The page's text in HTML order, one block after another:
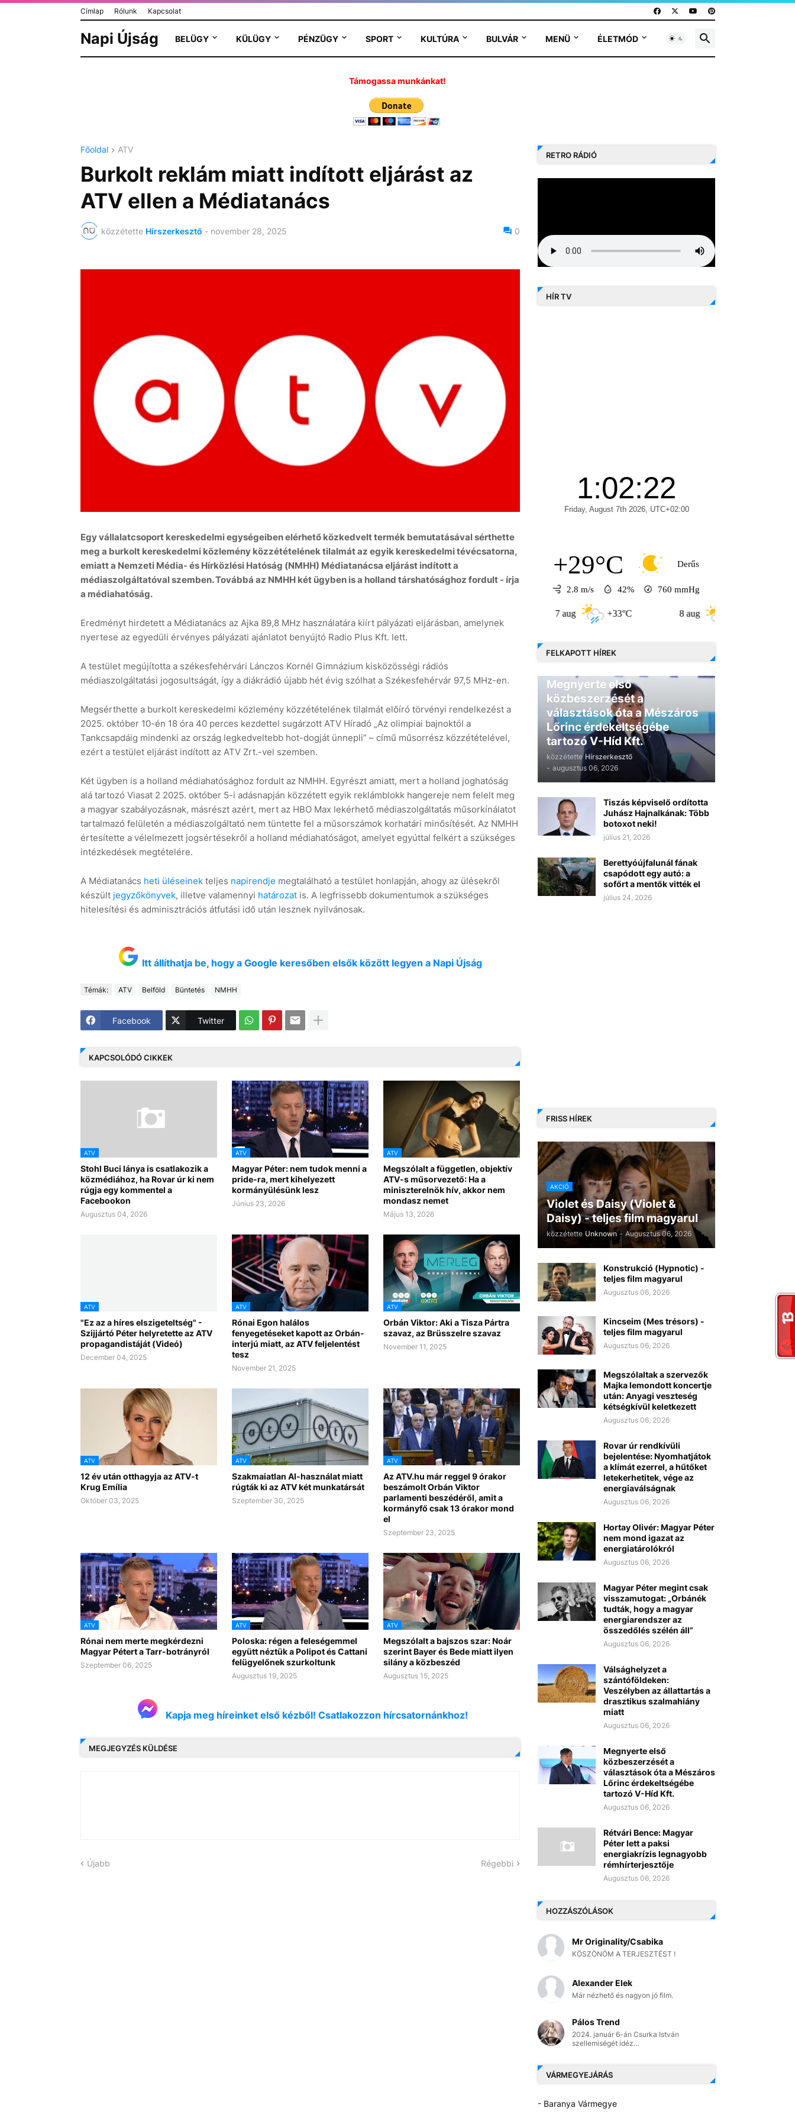
Címlap Rólunk Kapcsolat
Napi Újság BELÜGY KÜLÜGY PÉNZÜGY SPORT KULTÚRA BULVÁR MENÜ ÉLETMÓD
Támogassa munkánkat!
Főoldal ATV
Burkolt reklám miatt indított eljárást az
ATV ellen a Médiatanács
közzétette Hírszerkesztő - november 28, 2025 0
Egy vállalatcsoport kereskedelmi egységeiben elérhető közkedvelt termék bemutatásával sérthette
meg a burkolt kereskedelmi közlemény közzétételének tilalmát az egyik kereskedelmi tévécsatorna,
emiatt a Nemzeti Média- és Hírközlési Hatóság (NMHH) Médiatanácsa eljárást indított a
médiaszolgáltatóval szemben. Továbbá az NMHH két ügyben is a holland társhatósághoz fordult - írja
a médiahatóság.
Eredményt hirdetett a Médiatanács az Ajka 89,8 MHz használatára kiírt pályázati eljárásban, amelynek
nyertese az egyedüli érvényes pályázati ajánlatot benyújtó Radio Plus Kft. lett.
A testület megújította a székesfehérvári Lánczos Kornél Gimnázium kisközösségi rádiós
médiaszolgáltatási jogosultságát, így a diákrádió újabb hét évig szólhat a Székesfehérvár 97,5 MHz-en.
Megsérthette a burkolt kereskedelmi közlemény közzétételének tilalmát előíró törvényi rendelkezést a
2025. október 10-én 18 óra 40 perces kezdettel sugárzott ATV Híradó „Az olimpiai bajnoktól a
Tankcsapdáig mindenki az ország legkedveltebb hot-dogját ünnepli” – című műsorrész közzétételével,
ezért a testület eljárást indított az ATV Zrt.-vel szemben.
Két ügyben is a holland médiahatósághoz fordult az NMHH. Egyrészt amiatt, mert a holland joghatóság
alá tartozó Viasat 2 2025. október 5-i adásnapján közzétett egyik reklámblokk hangereje nem felelt meg
a magyar szabályozásnak, másrészt azért, mert az HBO Max lekérhető médiaszolgáltatás műsorkínálatot
tartalmazó felületén a médiaszolgáltató nem tüntette fel a műsorszámok korhatári minősítését. Az NMHH
értesítette a vélelmezett jogsértésekről a holland médiahatóságot, amelyet egyúttal felkért a szükséges
intézkedések megtételére.
A Médiatanács heti üléseinekteljes napirendje megtalálható a testület honlapján, ahogy az ülésekről
készült jegyzőkönyvek, illetve valamennyi határozatis. A legfrissebb dokumentumok a szükséges
hitelesítési és adminisztrációs átfutási idő után lesznek nyilvánosak.
Itt állíthatja be, hogy a Google keresőben elsők között legyen a Napi Újság
Témák: ATV Belföld Büntetés NMHH
Facebook Twitter
KAPCSOLÓDÓ CIKKEK
ATV
Stohl Buci lánya is csatlakozik a
közmédiához, ha Rovar úr ki nem
rúgja egy kommentel a
Facebookon
Augusztus 04, 2026
ATV
Magyar Péter: nem tudok menni a
pride-ra, mert kihelyezett
kormányülésünk lesz
Június 23, 2026
ATV
Megszólalt a független, objektív
ATV-s műsorvezető: Ha a
miniszterelnök hív, akkor nem
mondasz nemet
Május 13, 2026
ATV
"Ez az a híres elszigeteltség" -
Szijjártó Péter helyretette az ATV
propagandistáját (Videó)
December 04, 2025
ATV
Rónai Egon halálos
fenyegetéseket kapott az Orbán-
interjú miatt, az ATV feljelentést
tesz
November 21, 2025
ATV
Orbán Viktor: Aki a Tisza Pártra
szavaz, az Brüsszelre szavaz
November 11, 2025
ATV
12 év után otthagyja az ATV-t
Krug Emília
Október 03, 2025
ATV
Szakmaiatlan AI-használat miatt
rúgták ki az ATV két munkatársát
Szeptember 30, 2025
ATV
Az ATV.hu már reggel 9 órakor
beszámolt Orbán Viktor
parlamenti beszédéről, amit a
kormányfő csak 13 órakor mond
el
Szeptember 23, 2025
ATV
Rónai nem merte megkérdezni
Magyar Pétert a Tarr-botrányról
Szeptember 06, 2025
ATV
Poloska: régen a feleségemmel
együtt néztük a Polipot és Cattani
felügyelőnek szurkoltunk
Augusztus 19, 2025
ATV
Megszólalt a bajszos szar: Noár
szerint Bayer és Bede miatt ilyen
silány a közbeszéd
Augusztus 15, 2025
Kapja meg híreinket első kézből! Csatlakozzon hírcsatornánkhoz!
MEGJEGYZÉS KÜLDÉSE
Újabb Régebbi
RETRO RÁDIÓ
HÍR TV
+29°C Derűs
2.8 m/s 42% 760 mmHg
+33°C +31°C
FELKAPOTT HÍREK
Megnyerte első
közbeszerzését a
választások óta a Mészáros
Lőrinc érdekeltségébe
tartozó V-Híd Kft.
közzétette Hírszerkesztő
- augusztus 06, 2026
Tiszás képviselő ordította
Juhász Hajnalkának: Több
botoxot neki!
július 21, 2026
Berettyóújfalunál fának
csapódott egy autó: a
sofőrt a mentők vitték el
július 24, 2026
FRISS HÍREK
AKCIÓ
Violet és Daisy (Violet &
Daisy) - teljes film magyarul
közzétette Unknown - Augusztus 06, 2026
Konstrukció (Hypnotic) -
teljes film magyarul
Augusztus 06, 2026
Kincseim (Mes trésors) -
teljes film magyarul
Augusztus 06, 2026
Megszólaltak a szervezők
Majka lemondott koncertje
után: Anyagi veszteség
kétségkívül keletkezett
Augusztus 06, 2026
Rovar úr rendkívüli
bejelentése: Nyomhatjátok
a klímát ezerrel, a hűtőket
letekerhetitek, vége az
energiaválságnak
Augusztus 06, 2026
Hortay Olivér: Magyar Péter
nem mond igazat az
energiatárolókról
Augusztus 06, 2026
Magyar Péter megint csak
visszamutogat: „Orbánék
tudták, hogy a magyar
energiarendszer az
összedőlés szélén áll”
Augusztus 06, 2026
Válsághelyzet a
szántóföldeken:
Veszélyben az állattartás a
drasztikus szalmahiány
miatt
Augusztus 06, 2026
Megnyerte első
közbeszerzését a
választások óta a Mészáros
Lőrinc érdekeltségébe
tartozó V-Híd Kft.
Augusztus 06, 2026
Rétvári Bence: Magyar
Péter lett a paksi
energiakrízis legnagyobb
rémhírterjesztője
Augusztus 06, 2026
HOZZÁSZÓLÁSOK
Mr Originality/Csabika
KÖSZÖNÖM A TERJESZTÉST !
Alexander Elek
Már nézhető és nagyon jó film.
Pálos Trend
2024. január 6-án Csurka István
szellemiségét idéz...
VÁRMEGYEJÁRÁS
- Baranya Vármegye